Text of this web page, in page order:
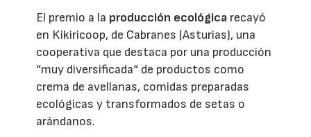
El premio a la producción ecológica recayó
en Kikiricoop, de Cabranes (Asturias), una
cooperativa que destaca por una producción
“muy diversificada“ de productos como
crema de avellanas, comidas preparadas
ecológicas y transformados de setas o
arándanos.